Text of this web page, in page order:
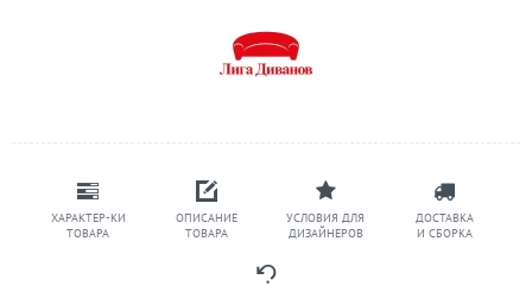
ХАРАКТЕР-КИ
ТОВАРА
ОПИСАНИЕ
ТОВАРА
УСЛОВИЯ ДЛЯ
ДИЗАЙНЕРОВ
ДОСТАВКА
И СБОРКА